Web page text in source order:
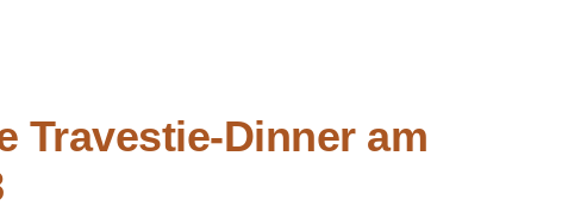
Travestie-Dinner am